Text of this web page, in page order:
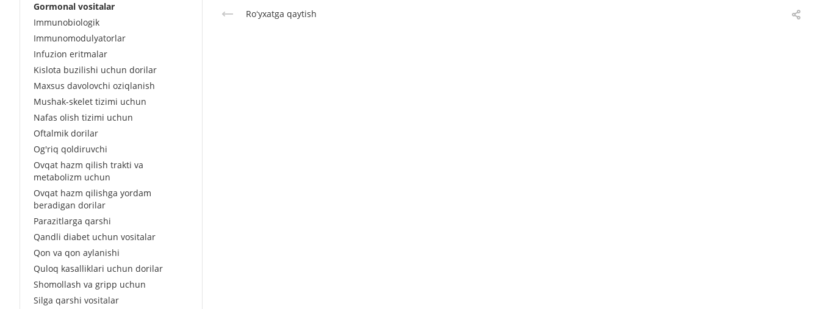
Roʻyxatga qaytish
Gormonal vositalar
Immunobiologik
Immunomodulyatorlar
Infuzion eritmalar
Kislota buzilishi uchun dorilar
Maxsus davolovchi oziqlanish
Mushak-skelet tizimi uchun
Nafas olish tizimi uchun
Oftalmik dorilar
Og'riq qoldiruvchi
Ovqat hazm qilish trakti va
metabolizm uchun
Ovqat hazm qilishga yordam
beradigan dorilar
Parazitlarga qarshi
Qandli diabet uchun vositalar
Qon va qon aylanishi
Quloq kasalliklari uchun dorilar
Shomollash va gripp uchun
Silga qarshi vositalar